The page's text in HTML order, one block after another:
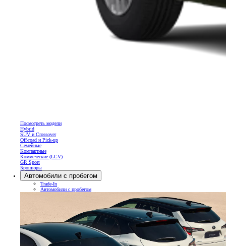
Посмотреть модели
Hybrid
SUV и Crossover
Off-road и Pick-up
Семейные
Компактные
Коммеческие (LCV)
GR Sport
Брошюры
Автомобили с пробегом
Trade-In
Автомобили с пробегом